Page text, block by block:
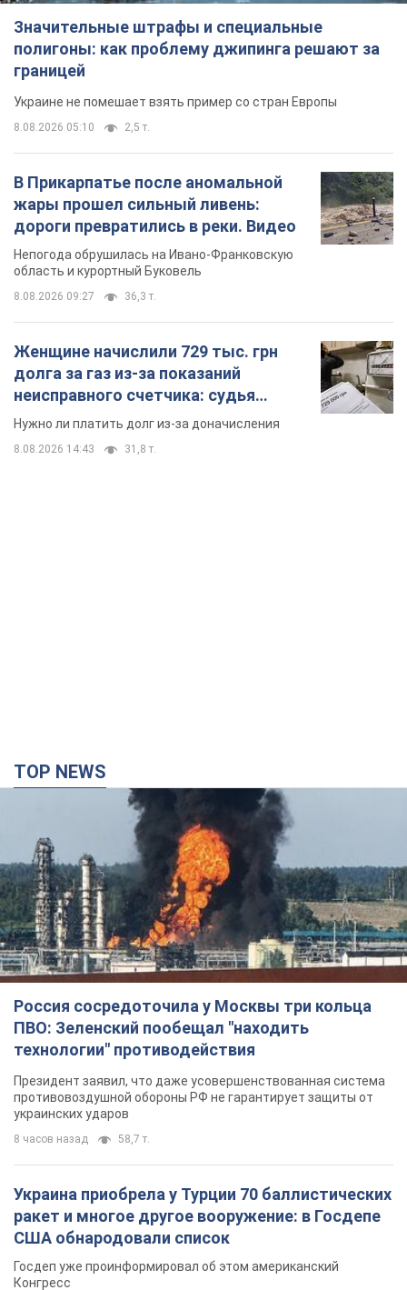
Непогода обрушилась на Ивано-Франковскую
область и курортный Буковель
36,3 т.
Женщине начислили 729 тыс. грн
долга за газ из-за показаний
неисправного счетчика: судья
вынес неожиданное решение
Нужно ли платить долг из-за доначисления
8.08.2026 14:43 31,8 т.
Россия сосредоточила у Москвы три кольца
ПВО: Зеленский пообещал "находить
технологии" противодействия
Президент заявил, что даже усовершенствованная система
противовоздушной обороны РФ не гарантирует защиты от
украинских ударов
8 часов назад 58,7 т.
Украина приобрела у Турции 70 баллистических
ракет и многое другое вооружение: в Госдепе
США обнародовали список
Госдеп уже проинформировал об этом американский
Конгресс
"Нас услышали лишь одним ухом": в городах
Украины уже 24-й день подряд проходят
митинги в поддержку Федорова. Фото и видео
Антиправительственные выступления с требованием
вернуть Федорова продолжаются до сих пор
9 часов назад 4,8 т.